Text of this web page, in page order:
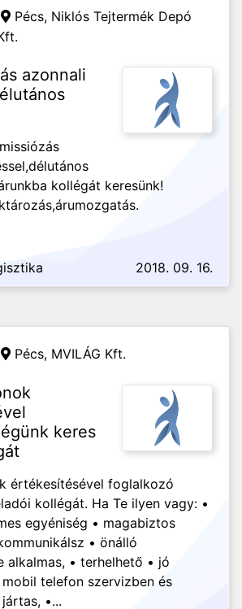
Pécs, Niklós Tejtermék Depó
azonnali
kollégát keresünk!
2018. 09. 16.
Pécs, MVILÁG Kft.
keres
értékesítésével foglalkozó
kollégát. Ha Te ilyen vagy: •
egyéniség • magabiztos
• önálló
alkalmas, • terhelhető • jó
mobil telefon szervizben és
•...